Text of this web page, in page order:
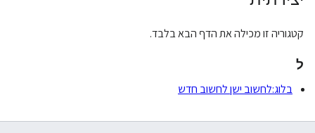
קטגוריה זו מכילה את הדף הבא בלבד.
ל
בלוג:לחשוב ישן לחשוב חדש